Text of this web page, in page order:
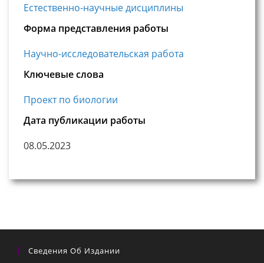
Естественно-научные дисциплины
Форма представления работы
Научно-исследовательская работа
Ключевые слова
Проект по биологии
Дата публикации работы
08.05.2023
Сведения Об Издании